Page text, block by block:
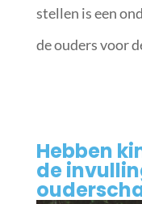
stellen is een
de ouders voor
Hebben
de